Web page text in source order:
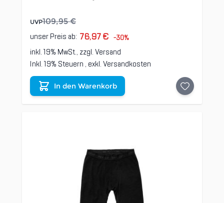
UVP109,95 €
unser Preis ab: 76,97 € -30%
inkl. 19% MwSt., zzgl.Versand
Inkl. 19% Steuern , exkl.Versandkosten
In den Warenkorb